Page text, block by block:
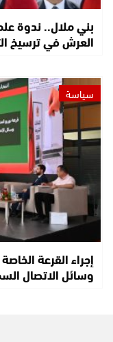
بني ملال.. ندوة
العرش في ترسيخ
سياسة
إجراء القرعة
وسائل الاتصال